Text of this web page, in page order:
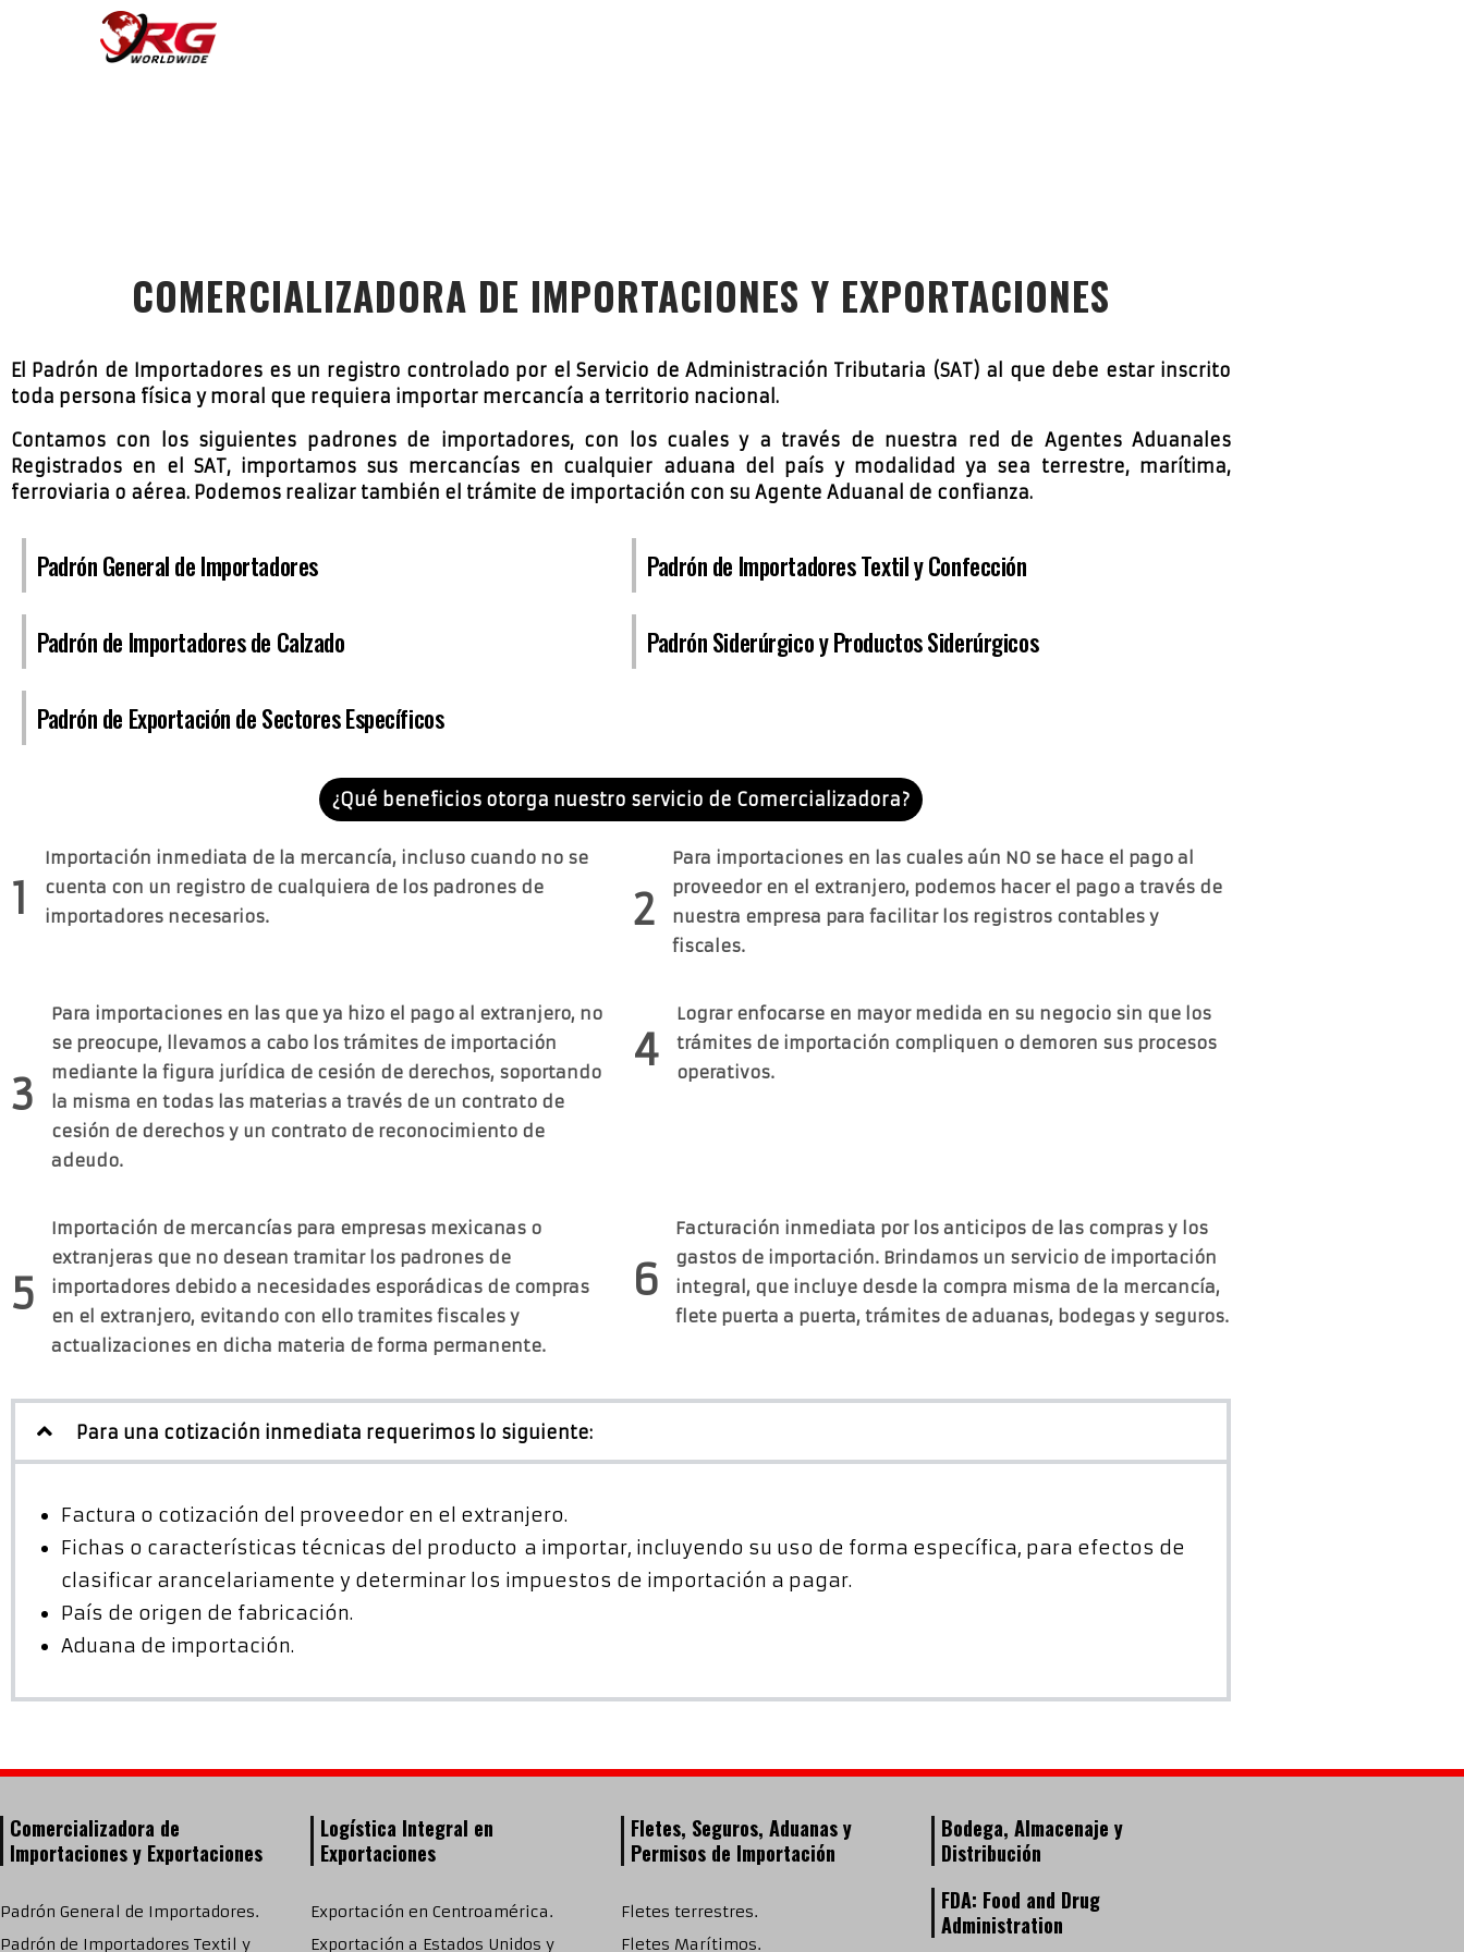
Servicios> Comercializadora de Importaciones y Exportaciones
COMERCIALIZADORA DE IMPORTACIONES Y EXPORTACIONES
El Padrón de Importadores es un registro controlado por el Servicio de Administración Tributaria (SAT) al que debe estar inscrito
toda persona física y moral que requiera importar mercancía a territorio nacional.
Contamos con los siguientes padrones de importadores, con los cuales y a través de nuestra red de Agentes Aduanales
Registrados en el SAT, importamos sus mercancías en cualquier aduana del país y modalidad ya sea terrestre, marítima,
ferroviaria o aérea. Podemos realizar también el trámite de importación con su Agente Aduanal de confianza.
Padrón General de Importadores Padrón de Importadores Textil y Confección
Padrón de Importadores de Calzado Padrón Siderúrgico y Productos Siderúrgicos
Padrón de Exportación de Sectores Específicos
¿Qué beneficios otorga nuestro servicio de Comercializadora?
1
Importación inmediata de la mercancía, incluso cuando no se
cuenta con un registro de cualquiera de los padrones de
importadores necesarios.
2
Para importaciones en las cuales aún NO se hace el pago al
proveedor en el extranjero, podemos hacer el pago a través de
nuestra empresa para facilitar los registros contables y
fiscales.
3
Para importaciones en las que ya hizo el pago al extranjero, no
se preocupe, llevamos a cabo los trámites de importación
mediante la figura jurídica de cesión de derechos, soportando
la misma en todas las materias a través de un contrato de
cesión de derechos y un contrato de reconocimiento de
adeudo.
4
Lograr enfocarse en mayor medida en su negocio sin que los
trámites de importación compliquen o demoren sus procesos
operativos.
5
Importación de mercancías para empresas mexicanas o
extranjeras que no desean tramitar los padrones de
importadores debido a necesidades esporádicas de compras
en el extranjero, evitando con ello tramites fiscales y
actualizaciones en dicha materia de forma permanente.
6
Facturación inmediata por los anticipos de las compras y los
gastos de importación. Brindamos un servicio de importación
integral, que incluye desde la compra misma de la mercancía,
flete puerta a puerta, trámites de aduanas, bodegas y seguros.
Para una cotización inmediata requerimos lo siguiente:
Factura o cotización del proveedor en el extranjero.
Fichas o características técnicas del producto a importar, incluyendo su uso de forma específica, para efectos de
clasificar arancelariamente y determinar los impuestos de importación a pagar.
País de origen de fabricación.
Aduana de importación.
Comercializadora de
Importaciones y Exportaciones
Padrón General de Importadores.
Padrón de Importadores Textil y
Logística Integral en
Exportaciones
Exportación en Centroamérica.
Exportación a Estados Unidos y
Fletes, Seguros, Aduanas y
Permisos de Importación
Fletes terrestres.
Fletes Marítimos.
Bodega, Almacenaje y
Distribución
FDA: Food and Drug
Administration